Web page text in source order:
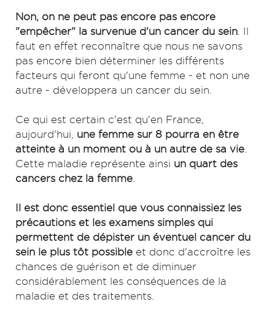
Non, on ne peut pas encore pas encore
"empêcher" la survenue d'un cancer du sein . Il
faut en effet reconnaître que nous ne savons
pas encore bien déterminer les différents
facteurs qui feront qu'une femme - et non une
autre - développera un cancer du sein.
Ce qui est certain c'est qu'en France,
aujourd'hui,
une femme sur 8 pourra en être
atteinte à un moment ou à un autre de sa vie
Cette maladie représente ainsi un quart des
cancers chez la femme
Il est donc essentiel que vous connaissiez les
précautions et les examens simples qui
permettent de dépister un éventuel cancer du
sein le plus tôt possible et donc d'accroître les
chances de guérison et de diminuer
considérablement les conséquences de la
maladie et des traitements.